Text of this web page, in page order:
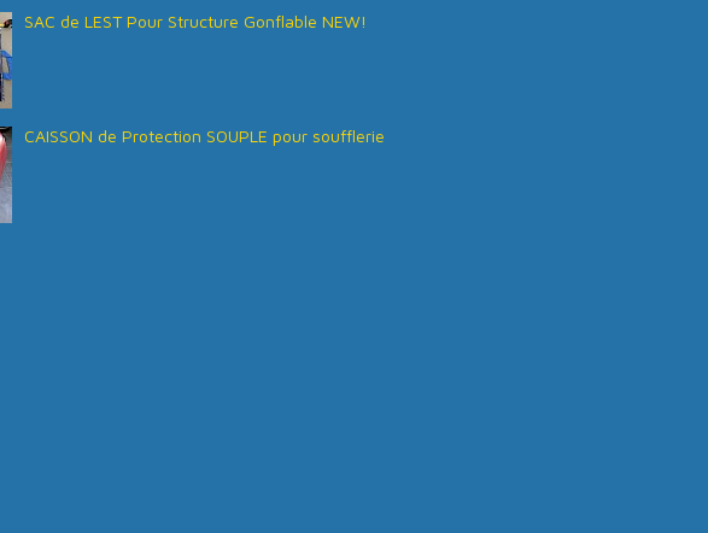
SAC de LEST Pour Structure Gonflable NEW!
CAISSON de Protection SOUPLE pour soufflerie